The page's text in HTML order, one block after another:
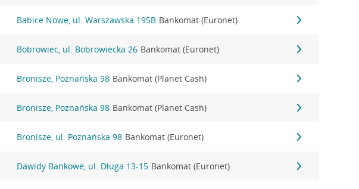
Babice Nowe, ul. Warszawska 195B Bankomat (Euronet)
Bobrowiec, ul. Bobrowiecka 26 Bankomat (Euronet)
Bronisze, Poznańska 98 Bankomat (Planet Cash)
Bronisze, Poznańska 98 Bankomat (Planet Cash)
Bronisze, ul. Poznańska 98 Bankomat (Euronet)
Dawidy Bankowe, ul. Długa 13-15 Bankomat (Euronet)